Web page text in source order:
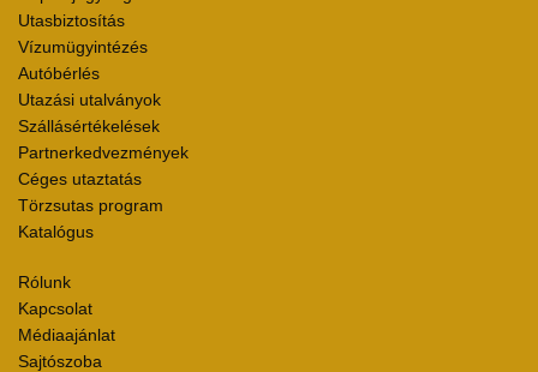
Utasbiztosítás
Vízumügyintézés
Autóbérlés
Utazási utalványok
Szállásértékelések
Partnerkedvezmények
Céges utaztatás
Törzsutas program
Katalógus
Rólunk
Kapcsolat
Médiaajánlat
Sajtószoba